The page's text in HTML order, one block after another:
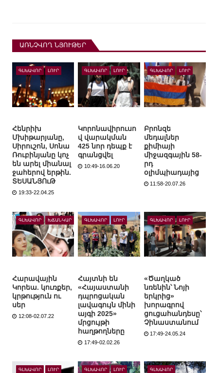
ԱՌՆՉՎՈՂ ՆՅՈՒԹԵՐ
ԳԼԽԱՎՈՐ ԼՈՒՐ
Հենրիխ
Մխիթարյանը,
Սիրուշոն, Սոնա
Ռուբինյանը կոչ
են արել միանալ
ջահերով երթին.
ՏԵՍԱՆՅՈւԹ
19:33-22.04.25
ԳԼԽԱՎՈՐ ԼՈՒՐ
Կորոնավիրուսո
վ վարակման
425 նոր դեպք է
գրանցվել
10:49-16.06.20
ԳԼԽԱՎՈՐ ԼՈՒՐ
Բրոնզե
մեդալներ
քիմիայի
միջազգային 58-
րդ
օլիմպիադայից
11:58-20.07.26
ԳԼԽԱՎՈՐ ԽՃԱՆԿԱՐ
Հարավային
Կորեա. կուռքեր,
կրթություն ու
սեր
12:08-02.07.22
ԳԼԽԱՎՈՐ ԼՈՒՐ
Հայտնի են
«Հայաստանի
դպրոցական
լավագույն մինի
այգի 2025»
մրցույթի
հաղթողները
17:49-02.02.26
ԳԼԽԱՎՈՐ ԼՈՒՐ
«Ծաղկած
նռենին՝ Նոյի
երկրից»
խորագրով
ցուցահանդեսը՝
Չինաստանում
17:49-24.05.24
ԳԼԽԱՎՈՐ ԼՈՒՐ ԳԼԽԱՎՈՐ ԼՈՒՐ ԳԼԽԱՎՈՐ